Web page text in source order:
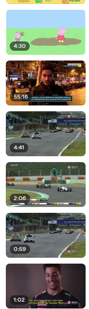
4:30
55:16
4:41
2:06
0:59
1:02